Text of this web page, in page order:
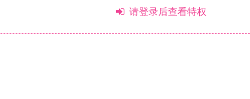
请登录后查看特权